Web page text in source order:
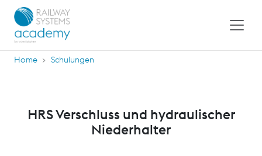
Home Schulungen
HRS Verschluss und hydraulischer
Niederhalter